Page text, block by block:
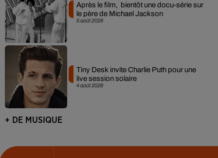
5 août 2026
Après le film, bientôt une docu-série sur
le père de Michael Jackson
4 août 2026
Tiny Desk invite Charlie Puth pour une
live session solaire
+ DE MUSIQUE